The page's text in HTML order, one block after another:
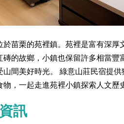
於苗栗的苑裡鎮。苑裡是富有深
磚的故鄉，小鎮也保留許多相當
山間美好時光。 綠意山莊民宿提
物，一起走進苑裡小鎮探索人文歷
訊